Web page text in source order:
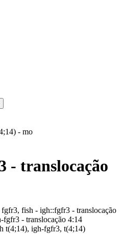
- mo
- translocação
fgfr3, fish - igh::fgfr3 - translocação
fgfr3 - translocação 4:14
t(4;14), igh-fgfr3, t(4;14)